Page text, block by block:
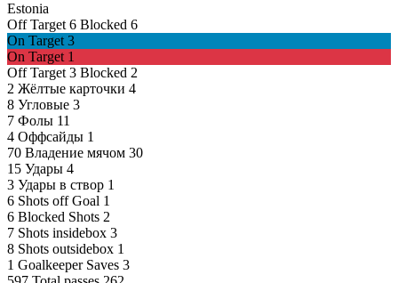
Estonia
Off Target 6 Blocked 6
On Target 3
On Target 1
Off Target 3 Blocked 2
2 Жёлтые карточки 4
8 Угловые 3
7 Фолы 11
4 Оффсайды 1
70 Владение мячом 30
15 Удары 4
3 Удары в створ 1
6 Shots off Goal 1
6 Blocked Shots 2
7 Shots insidebox 3
8 Shots outsidebox 1
1 Goalkeeper Saves 3